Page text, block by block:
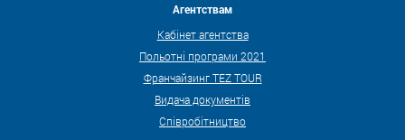
Агентствам
Кабінет агентства
Польотні програми 2021
Франчайзинг TEZ TOUR
Видача документів
Співробітництво